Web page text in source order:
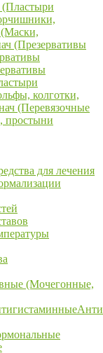
(Пластыри
(Маски,
(Презервативы
колготки,
(Перевязочные
простыни
для лечения
(Мочегонные,